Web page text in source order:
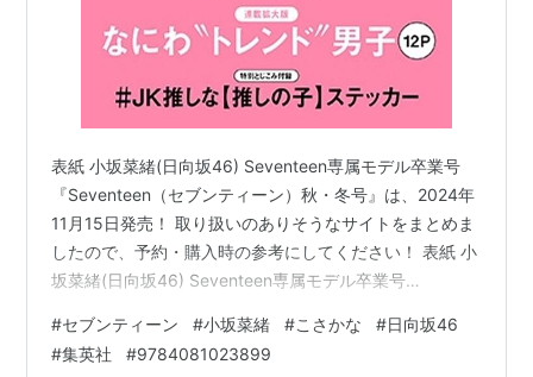
表紙 小坂菜緒(日向坂46) Seventeen専属モデル卒業号
『Seventeen（セブンティーン）秋・冬号』は、2024年
11月15日発売！ 取り扱いのありそうなサイトをまとめま
したので、予約・購入時の参考にしてください！ 表紙 小
坂菜緒(日向坂46) Seventeen専属モデル卒業号
ワーレコードオンラインの販売ページのリンクです 価格
：790円（税込） 発売日 ：2024年11月15日 出版社 ：集
#セブンティーン #小坂菜緒 #こさかな #日向坂46
#集英社 #9784081023899